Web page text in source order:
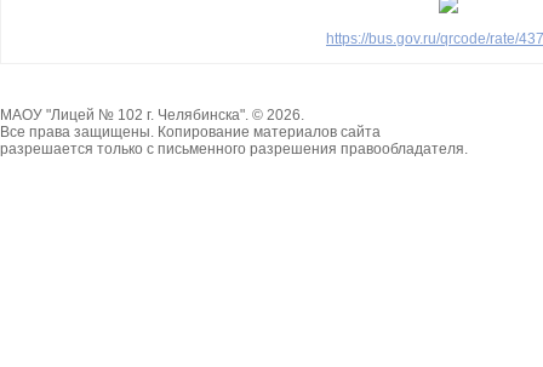
https://bus.gov.ru/qrcode/rate/
МАОУ "Лицей № 102 г. Челябинска". © 2026.
Все права защищены. Копирование материалов сайта
разрешается только с письменного разрешения правообладателя.